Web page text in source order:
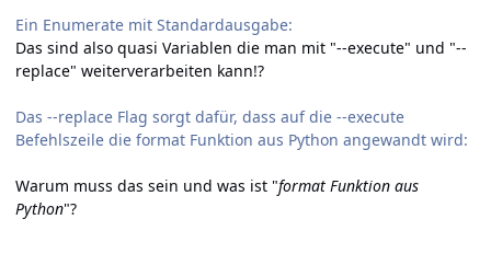
Ein Enumerate mit Standardausgabe:
Das sind also quasi Variablen die man mit "--execute" und "--
replace" weiterverarbeiten kann!?
Das --replace Flag sorgt dafür, dass auf die --execute
Befehlszeile die format Funktion aus Python angewandt wird:
Warum muss das sein und was ist "format Funktion aus
Python"?